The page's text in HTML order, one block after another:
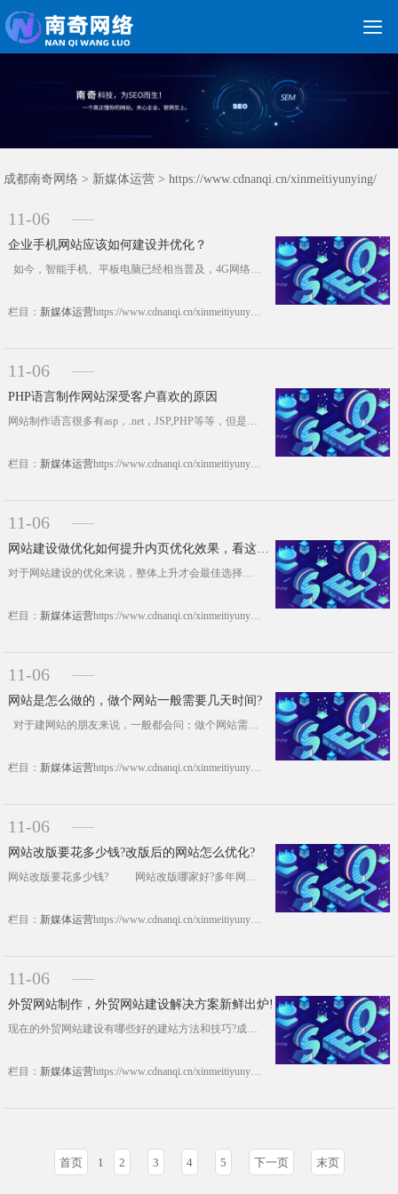

首页
网站建设
网站制作
关键词优化
朋友圈广告
竞价托管
网络营销
网络推广
软件开发
新媒体运营
成都南奇网络 > 新媒体运营 > https://www.cdnanqi.cn/xinmeitiyunying/
11-06
企业手机网站应该如何建设并优化？
如今，智能手机、平板电脑已经相当普及，4G网络的成熟、和即将来临的5G时代以及无处不在的WiFi网络，都告诉我们移动互联网时代的重要。其实早在2012年上半年手机上网终端就超过了PC终端，但实际上到目前为止，大多数的企业都没有企业手机网站，这将会他们在移动互联网时代失去商机。那么企业手机网站应该如何去建设，建设了手机站又该如何去优化呢?下面南奇网站建设就简单说说，企业手机......https://www.cdnanqi.cn/xinmeitiyunying/20337.html
栏目： 新媒体运营https://www.cdnanqi.cn/xinmeitiyunying/20337.html
11-06
PHP语言制作网站深受客户喜欢的原因
网站制作语言很多有asp，.net，JSP,PHP等等，但是较为广泛使用的是PHP语言，PHP语言制作网站之所以深受客户喜欢，主要以下几点原因。 1、便于生成网站静态页面 PHP程序语言是将网站代码嵌入到HTML页面中，当网站服务器对网站的页面进行处理时，能够解析并执行这些代码，并将网站内容输出嵌入到HTML页面中，从而达到网站静态页面生成。对于A......https://www.cdnanqi.cn/xinmeitiyunying/20302.html
栏目： 新媒体运营https://www.cdnanqi.cn/xinmeitiyunying/20302.html
11-06
网站建设做优化如何提升内页优化效果，看这里就明白了
对于网站建设的优化来说，整体上升才会最佳选择，不能说网站只有首页被收入有排名，而内页却不然而知，这样的网站优化效果不是很好，权重也不会太高，好网站建设优化效果，不仅仅是首页被搜索引擎收入排名，内容也会被首页排名，下面成都南奇网站建设根据经验告诉大家，要如何提高网站建设内页优化效果。 一、一定要提升网站内页的价值。而内页的价值重点就体现在用户体验方面，能够对浏览的用户具有很......https://www.cdnanqi.cn/xinmeitiyunying/20292.html
栏目： 新媒体运营https://www.cdnanqi.cn/xinmeitiyunying/20292.html
11-06
网站是怎么做的，做个网站一般需要几天时间?
对于建网站的朋友来说，一般都会问：做个网站需要多长时间，一般建立网站几天能做好?什么时候能看到网站整体设计效果?对于南奇专业做网站公司来说，一般都会根据客户需求而定，具体分析如下：......https://www.cdnanqi.cn/xinmeitiyunying/20286.html
栏目： 新媒体运营https://www.cdnanqi.cn/xinmeitiyunying/20286.html
11-06
网站改版要花多少钱?改版后的网站怎么优化?
网站改版要花多少钱? 网站改版哪家好?多年网站建设及网站改版经验的南奇建议大家，网站改版费用可以自己掌控，究竟网站改版要花多少钱，这些经验拿去用。 一、局部网站改版收费 网站进行局部改版，局部改版还得看网站的可利用性，如果是那种很老代码，网站技术之类的限制，这种情况下想保留原有的内容以及功能，改动起来是非常吃力，而且网......https://www.cdnanqi.cn/xinmeitiyunying/20246.html
栏目： 新媒体运营https://www.cdnanqi.cn/xinmeitiyunying/20246.html
11-06
外贸网站制作，外贸网站建设解决方案新鲜出炉!
现在的外贸网站建设有哪些好的建站方法和技巧?成都外贸网站制作公司南奇对外贸网站建设有一些心得体会，这里分享给大家，希望对外贸网站建设的企业有一定的帮助。关于外贸网站建设，我们该怎么做，以下方法很实用。 一、行业特点把握好 外贸网站特点有哪些方面?从适应“欧美语言，上网习惯，审美倾向”目的出发，设计网站的视觉系统、功能系统，展示企业产品、服务......https://www.cdnanqi.cn/xinmeitiyunying/20137.html
栏目： 新媒体运营https://www.cdnanqi.cn/xinmeitiyunying/20137.html
首页 1 2 3 4 5 下一页 末页